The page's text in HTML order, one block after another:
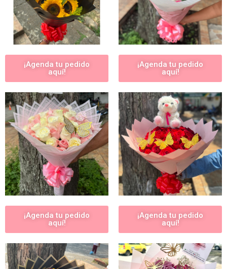
¡Agenda tu pedido
aquí!
¡Agenda tu pedido
aquí!
¡Agenda tu pedido
aquí!
¡Agenda tu pedido
aquí!